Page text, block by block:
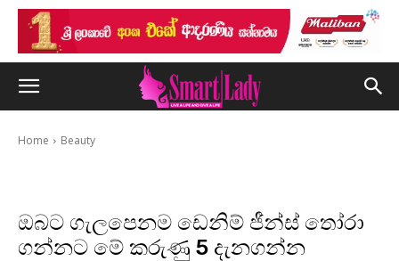
Home Beauty
ඔබට ගැලපෙනම ඩෙනිම් ජීන්ස් තෝරා
ගන්නට මේ කරුණු 5 දැනගන්න